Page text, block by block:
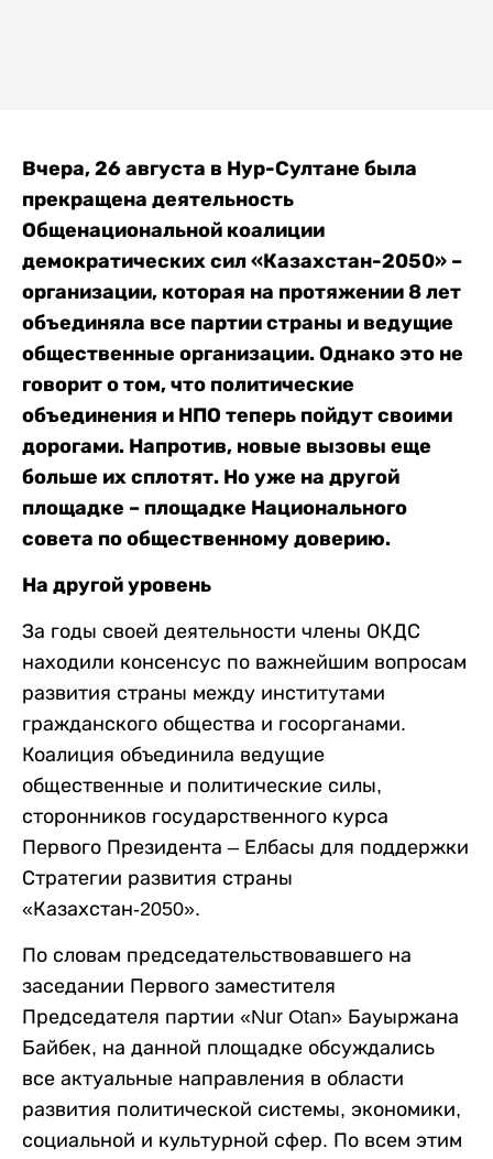
Вчера, 26 августа в Нур-Султане была
прекращена деятельность
Общенациональной коалиции
демократических сил «Казахстан-2050» –
организации, которая на протяжении 8 лет
объединяла все партии страны и ведущие
общественные организации. Однако это не
говорит о том, что политические
объединения и НПО теперь пойдут своими
дорогами. Напротив, новые вызовы еще
больше их сплотят. Но уже на другой
площадке – площадке Национального
совета по общественному доверию.
На другой уровень
За годы своей деятельности члены ОКДС
находили консенсус по важнейшим вопросам
развития страны между институтами
гражданского общества и госорганами.
Коалиция объединила ведущие
общественные и политические силы,
сторонников государственного курса
Первого Президента – Елбасы для поддержки
Стратегии развития страны
«Казахстан-2050».
По словам председательствовавшего на
заседании Первого заместителя
Председателя партии «Nur Otan» Бауыржана
Байбек, на данной площадке обсуждались
все актуальные направления в области
развития политической системы, экономики,
социальной и культурной сфер. По всем этим